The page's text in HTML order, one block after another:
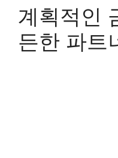
계획적인
든한 파트